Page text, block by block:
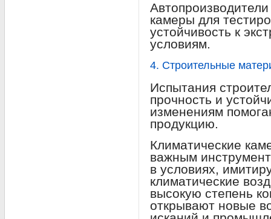
камеры для
устойчивость к
условиям.
4. Строительные
Испытания
прочность и
изменениям
продукцию.
Климатические
важным
в условиях,
климатические
высокую степень
открывают новые